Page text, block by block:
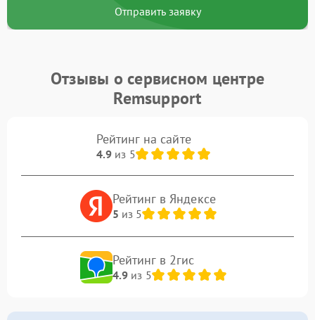
Отправить заявку
Отзывы о сервисном центре
Remsupport
Рейтинг на сайте
4.9из 5
Рейтинг в Яндексе
5 из 5
Рейтинг в 2гис
4.9из 5